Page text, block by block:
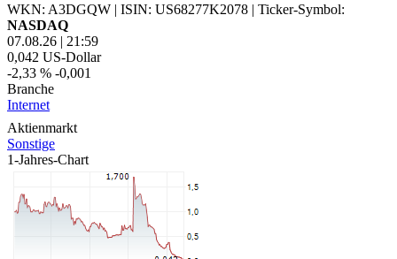
WKN: A3DGQW | ISIN: US68277K2078 | Ticker-Symbol:
NASDAQ
07.08.26 | 21:59
0,042 US-Dollar
-2,33 % -0,001
Branche
Internet
Aktienmarkt
Sonstige
1-Jahres-Chart